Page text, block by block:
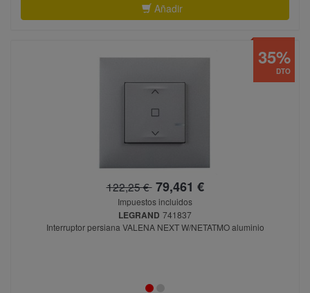
Añadir
122,25 €79,461 €
Impuestos incluidos
LEGRAND 741837
Interruptor persiana VALENA NEXT W/NETATMO aluminio
DTO
35%